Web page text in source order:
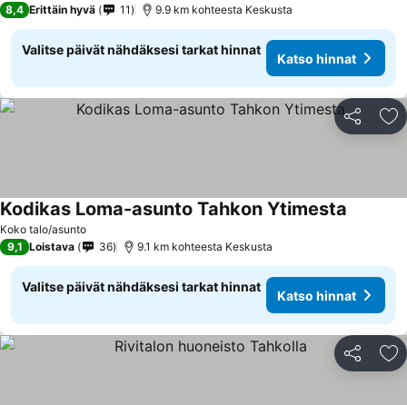
8,4 Erittäin hyvä 11 9.9 km kohteesta Keskusta
Valitse päivät nähdäksesi tarkat hinnat
Katso hinnat
Jaa
Koko talo/asunto
Kodikas Loma-asunto Tahkon Ytimesta
9,1 Loistava 36 9.1 km kohteesta Keskusta
Valitse päivät nähdäksesi tarkat hinnat
Katso hinnat
Jaa